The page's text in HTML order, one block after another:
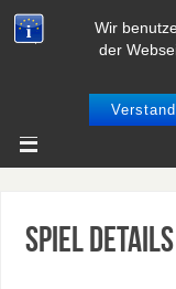
Wir
der
Spiel Details